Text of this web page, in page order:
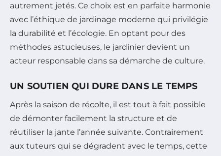
autrement jetés. Ce choix est en parfaite harmonie
avec l’éthique de jardinage moderne qui privilégie
la durabilité et l’écologie. En optant pour des
méthodes astucieuses, le jardinier devient un
acteur responsable dans sa démarche de culture.
UN SOUTIEN QUI DURE DANS LE TEMPS
Après la saison de récolte, il est tout à fait possible
de démonter facilement la structure et de
réutiliser la jante l’année suivante. Contrairement
aux tuteurs qui se dégradent avec le temps, cette